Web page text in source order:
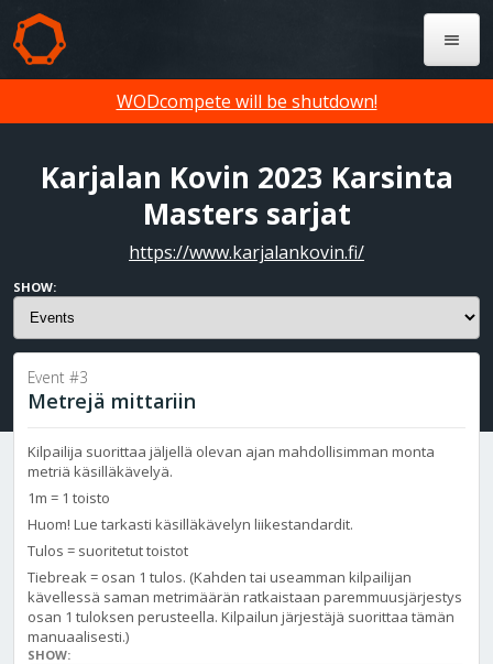
WODcompete will be shutdown!
Karjalan Kovin 2023 Karsinta
Masters sarjat
https://www.karjalankovin.fi/
SHOW:
Event #3
Metrejä mittariin
Kilpailija suorittaa jäljellä olevan ajan mahdollisimman monta
metriä käsilläkävelyä.
1m = 1 toisto
Huom! Lue tarkasti käsilläkävelyn liikestandardit.
Tulos = suoritetut toistot
Tiebreak = osan 1 tulos. (Kahden tai useamman kilpailijan
kävellessä saman metrimäärän ratkaistaan paremmuusjärjestys
osan 1 tuloksen perusteella. Kilpailun järjestäjä suorittaa tämän
manuaalisesti.)
SHOW: